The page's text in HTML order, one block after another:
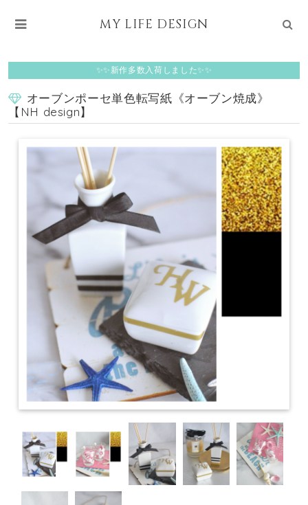
MY LIFE DESIGN
✨✨新作多数入荷しました✨✨
オーブンポーセ単色転写紙《オーブン焼成》
【NH design】